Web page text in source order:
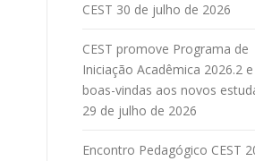
CEST 30 de julho de 2026
CEST promove Programa de
Iniciação Acadêmica 2026.2
boas-vindas aos novos
29 de julho de 2026
Encontro Pedagógico CEST